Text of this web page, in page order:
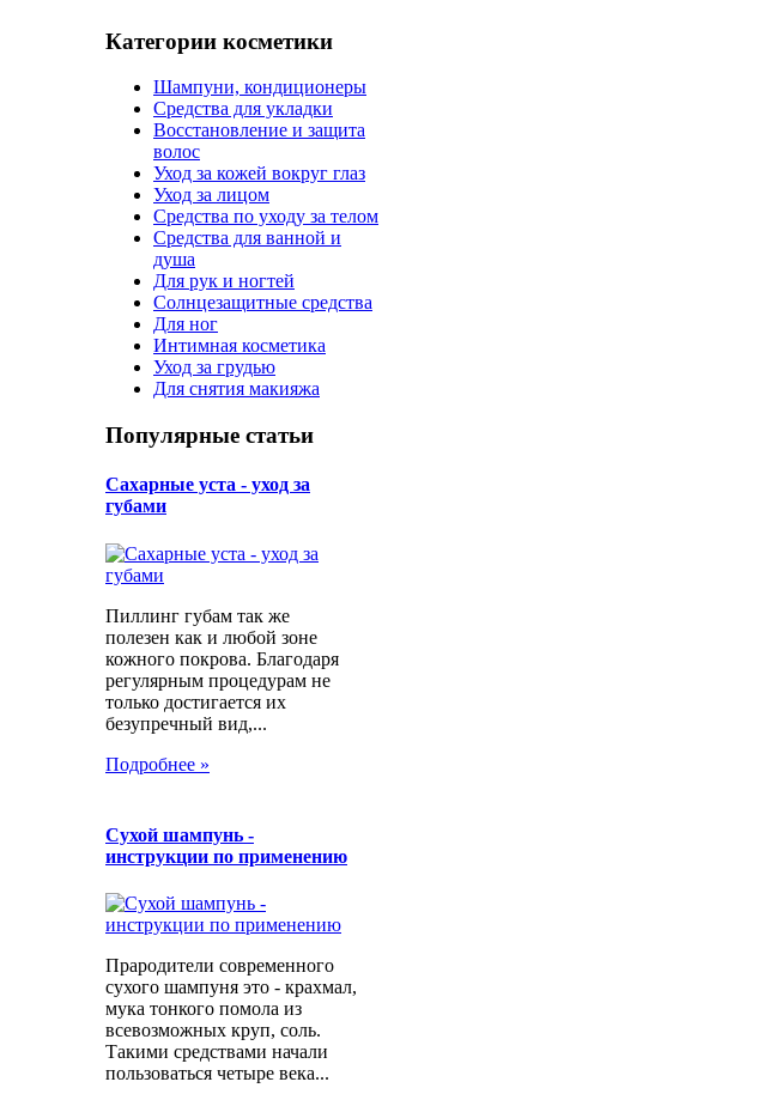
Категории косметики
Шампуни, кондиционеры
Средства для укладки
Восстановление и защита
волос
Уход за кожей вокруг глаз
Уход за лицом
Средства по уходу за телом
Средства для ванной и
душа
Для рук и ногтей
Солнцезащитные средства
Для ног
Интимная косметика
Уход за грудью
Для снятия макияжа
Популярные статьи
Сахарные уста - уход за
губами
Пиллинг губам так же
полезен как и любой зоне
кожного покрова. Благодаря
регулярным процедурам не
только достигается их
безупречный вид,...
Подробнее »
Сухой шампунь -
инструкции по применению
Прародители современного
сухого шампуня это - крахмал,
мука тонкого помола из
всевозможных круп, соль.
Такими средствами начали
пользоваться четыре века...